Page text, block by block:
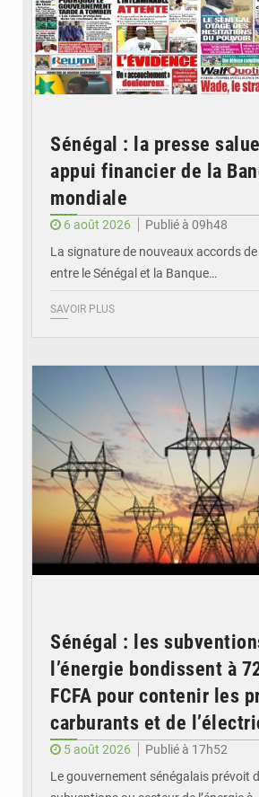
Sénégal : la presse
appui financier de la
mondiale
6 août 2026
Publié à 09h48
La signature de nouveaux accords
entre le Sénégal et la Banque…
SAVOIR PLUS
Sénégal : les
l’énergie bondissent à
FCFA pour contenir les
carburants et de
5 août 2026
Publié à 17h52
Le gouvernement sénégalais prévoit